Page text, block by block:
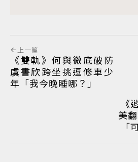
上一篇
《雙軌》何與徹底破防
虞書欣跨坐挑逗修車少
年「我今晚睡哪？」
《
美
「